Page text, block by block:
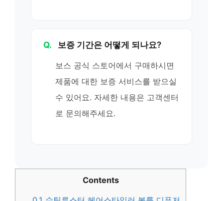
Q. 보증 기간은 어떻게 되나요?
보스 공식 스토어에서 구매하시면
제품에 대한 보증 서비스를 받으실
수 있어요. 자세한 내용은 고객센터
로 문의해주세요.
Contents